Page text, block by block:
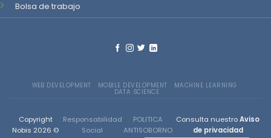
Bolsa de trabajo
WEB DEVELOPMENT MOBILE DEVELOPMENT
MACHINE LEARNING
DATA SCIENCE
Copyright
Nobis 2026 ©
Responsabilidad
Social
POLITICA
ANTISOBORNO
Consulta nuestroAviso
de privacidad